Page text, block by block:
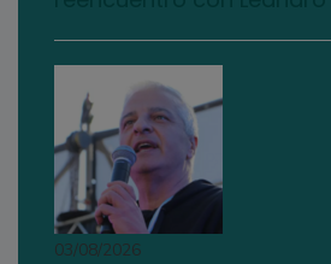
03/08/2026